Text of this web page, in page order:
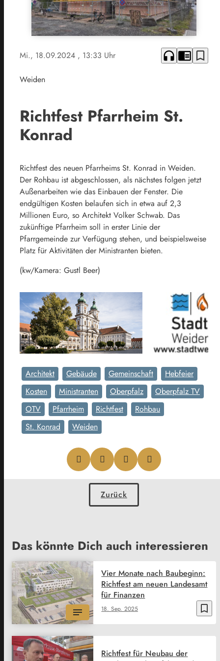
Mi., 18.09.2024 , 13:33 Uhr headphones chrome_reader_mode bookmark_border
Weiden
Richtfest Pfarrheim St.
Konrad
Richtfest des neuen Pfarrheims St. Konrad in Weiden.
Der Rohbau ist abgeschlossen, als nächstes folgen jetzt
Außenarbeiten wie das Einbauen der Fenster. Die
endgültigen Kosten belaufen sich in etwa auf 2,3
Millionen Euro, so Architekt Volker Schwab. Das
zukünftige Pfarrheim soll in erster Linie der
Pfarrgemeinde zur Verfügung stehen, und beispielsweise
Platz für Aktivitäten der Ministranten bieten.
(kw/Kamera: Gustl Beer)
Architekt Gebäude Gemeinschaft
Hebfeier
Kosten
Ministranten Oberpfalz
Oberpfalz TV
OTV
Pfarrheim Richtfest
Rohbau
St. Konrad
Weiden
Zurück
Das könnte Dich auch interessieren
bookmark_border
18. Sep. 2025
Vier Monate nach Baubeginn:
Richtfest am neuen Landesamt
für Finanzen
Richtfest für Neubau der